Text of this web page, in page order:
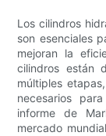
Los cilindros
son esenciales
mejoran la
cilindros están
múltiples
necesarios
informe de
mercado